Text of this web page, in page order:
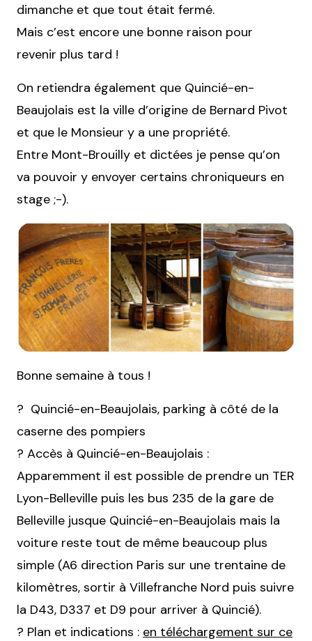
dimanche et que tout était fermé.
Mais c’est encore une bonne raison pour
revenir plus tard !
On retiendra également que Quincié-en-
Beaujolais est la ville d’origine de Bernard Pivot
et que le Monsieur y a une propriété.
Entre Mont-Brouilly et dictées je pense qu’on
va pouvoir y envoyer certains chroniqueurs en
stage ;-).
Bonne semaine à tous !
? Quincié-en-Beaujolais, parking à côté de la
caserne des pompiers
? Accès à Quincié-en-Beaujolais :
Apparemment il est possible de prendre un TER
Lyon-Belleville puis les bus 235 de la gare de
Belleville jusque Quincié-en-Beaujolais mais la
voiture reste tout de même beaucoup plus
simple (A6 direction Paris sur une trentaine de
kilomètres, sortir à Villefranche Nord puis suivre
la D43, D337 et D9 pour arriver à Quincié).
? Plan et indications : en téléchargement sur ce